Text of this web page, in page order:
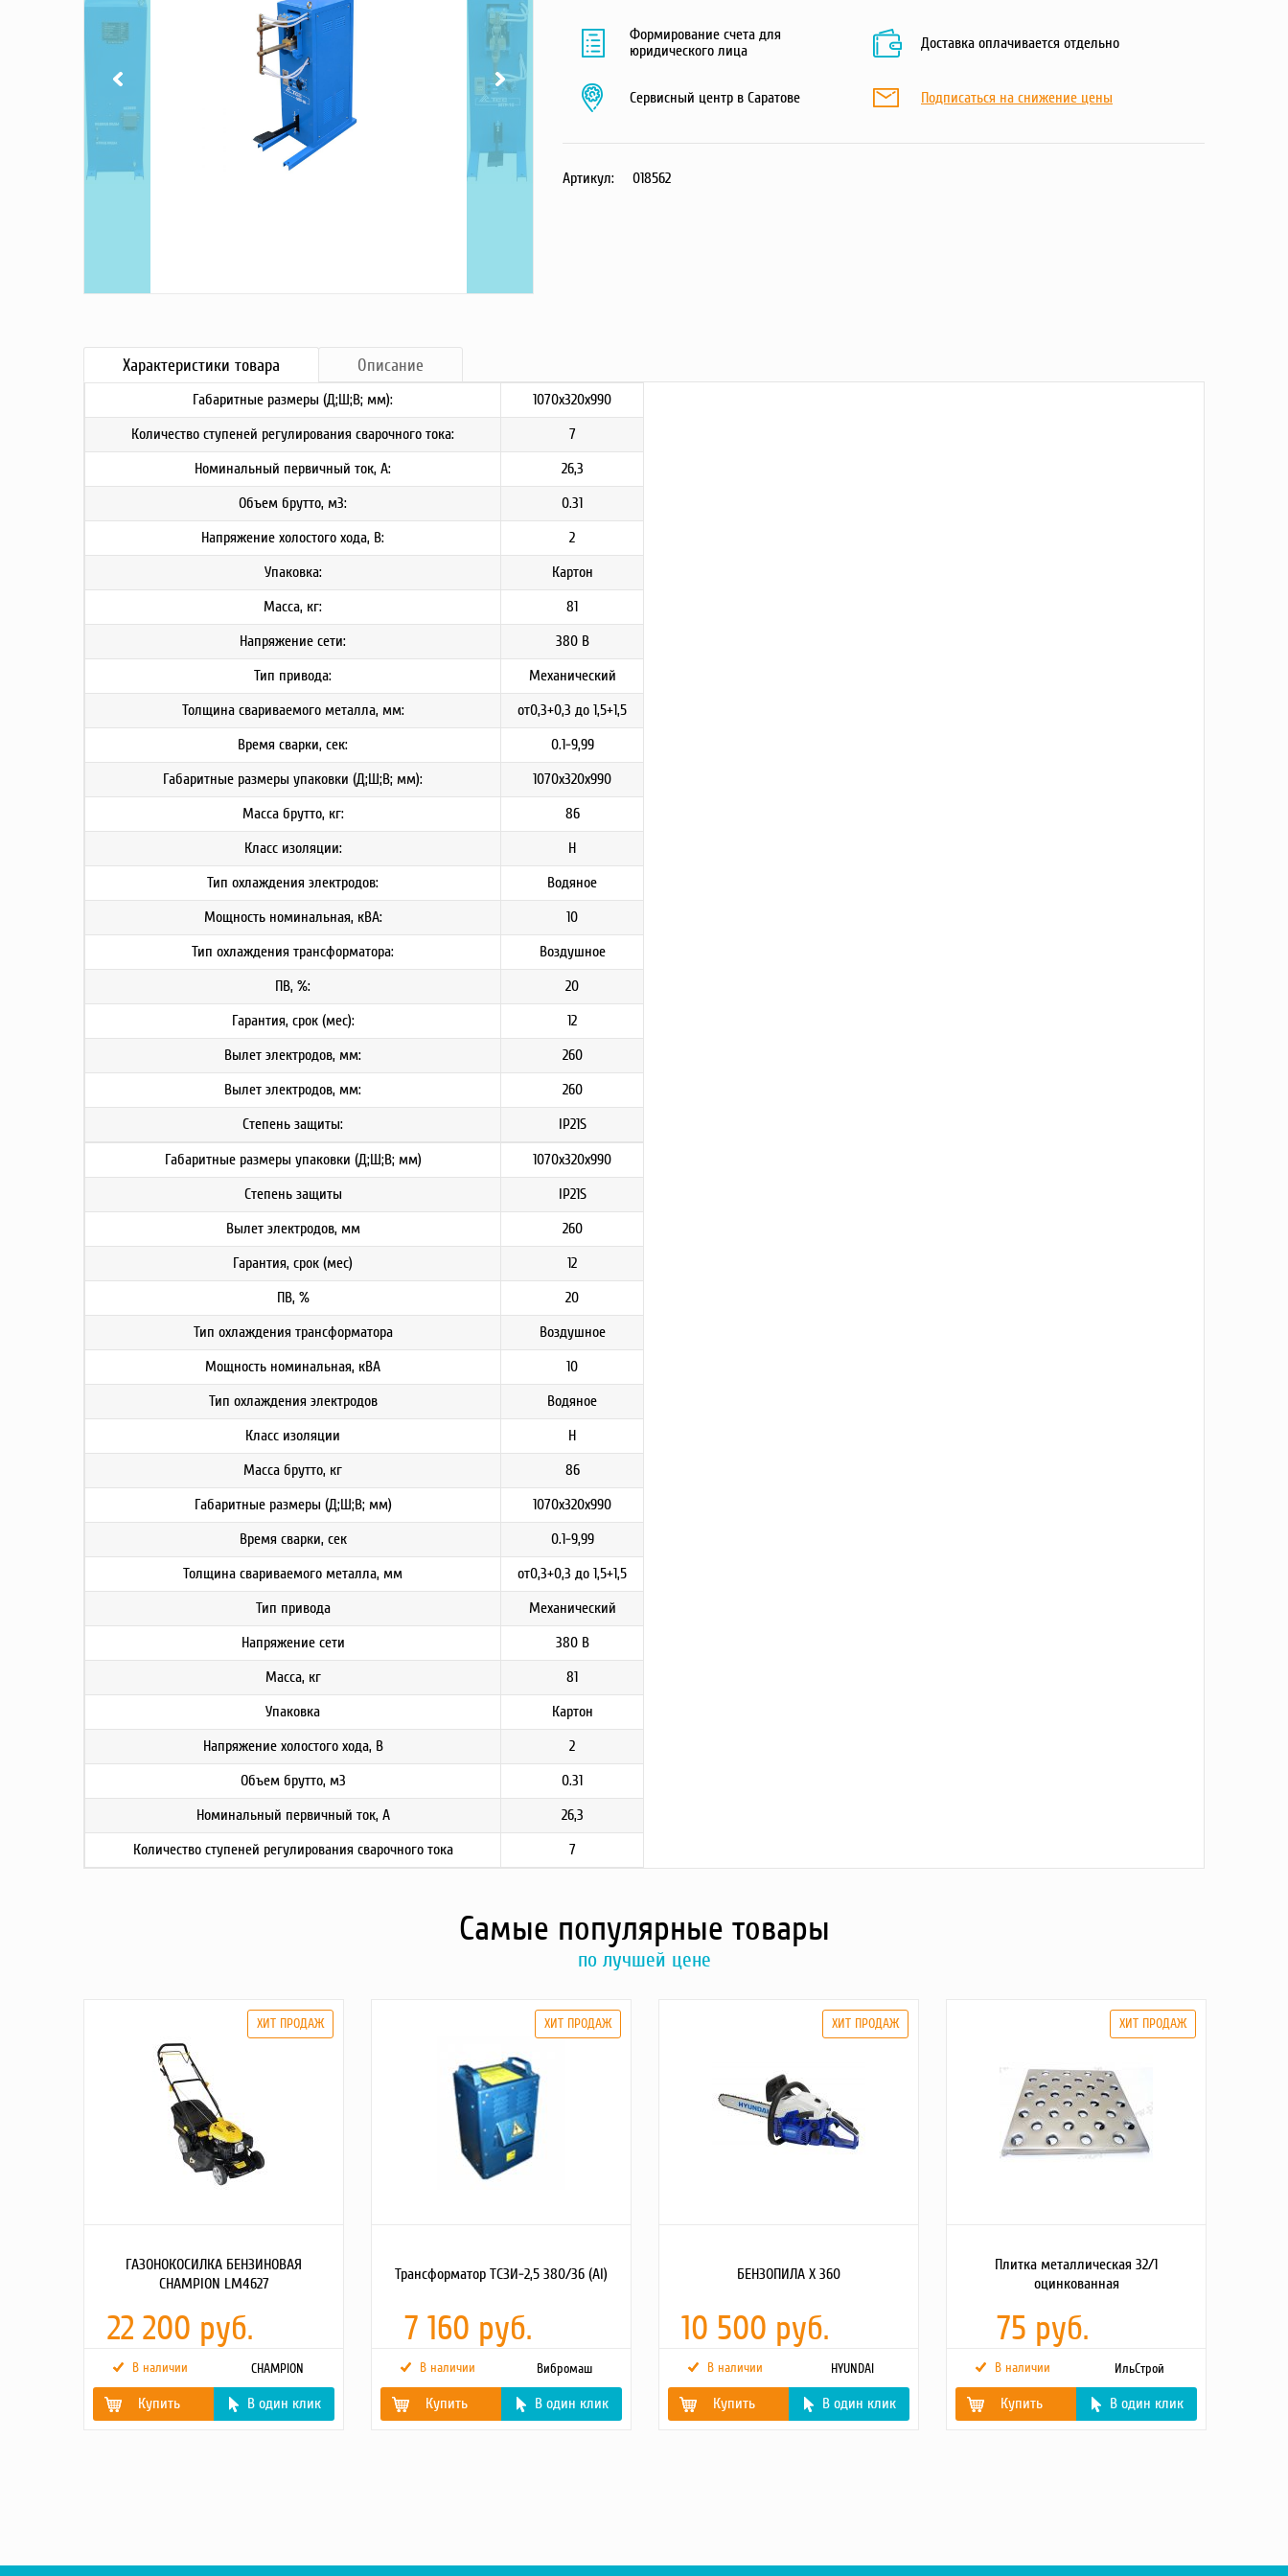
Формирование счета для
юридического лица
Доставка оплачивается отдельно
Сервисный центр в Саратове Подписаться на снижение цены
Артикул: 018562
Характеристики товара Описание
Габаритные размеры (Д;Ш;В; мм):
1070х320х990
Количество ступеней регулирования сварочного тока:
7
Номинальный первичный ток, А:
26,3
Объем брутто, м3:
0.31
Напряжение холостого хода, В:
2
Упаковка:
Картон
Масса, кг:
81
Напряжение сети:
380 В
Тип привода:
Механический
Толщина свариваемого металла, мм:
от0,3+0,3 до 1,5+1,5
Время сварки, сек:
0.1-9,99
Габаритные размеры упаковки (Д;Ш;В; мм):
1070х320х990
Масса брутто, кг:
86
Класс изоляции:
H
Тип охлаждения электродов:
Водяное
Мощность номинальная, кВА:
10
Тип охлаждения трансформатора:
Воздушное
ПВ, %:
20
Гарантия, срок (мес):
12
Вылет электродов, мм:
260
Вылет электродов, мм:
260
Степень защиты:
IP21S
Габаритные размеры упаковки (Д;Ш;В; мм)
1070х320х990
Степень защиты
IP21S
Вылет электродов, мм
260
Гарантия, срок (мес)
12
ПВ, %
20
Тип охлаждения трансформатора
Воздушное
Мощность номинальная, кВА
10
Тип охлаждения электродов
Водяное
Класс изоляции
H
Масса брутто, кг
86
Габаритные размеры (Д;Ш;В; мм)
1070х320х990
Время сварки, сек
0.1-9,99
Толщина свариваемого металла, мм
от0,3+0,3 до 1,5+1,5
Тип привода
Механический
Напряжение сети
380 В
Масса, кг
81
Упаковка
Картон
Напряжение холостого хода, В
2
Объем брутто, м3
0.31
Номинальный первичный ток, А
26,3
Количество ступеней регулирования сварочного тока
7
Самые популярные товары
по лучшей цене
ГАЗОНОКОСИЛКА БЕНЗИНОВАЯ
CHAMPION LM4627
22 200 руб.
В наличии CHAMPION
Купить В один клик
Трансформатор ТСЗИ-2,5 380/36 (Al)
7 160 руб.
В наличии Вибромаш
Купить В один клик
БЕНЗОПИЛА Х 360
10 500 руб.
В наличии HYUNDAI
Купить В один клик
Плитка металлическая 32/1
оцинкованная
75 руб.
В наличии ИльСтрой
Купить В один клик
Грузоподъемное оборудование
Силовая техника
Строительное оборудование
Электростанции
Блок-контейнеры
Синхронные генераторы